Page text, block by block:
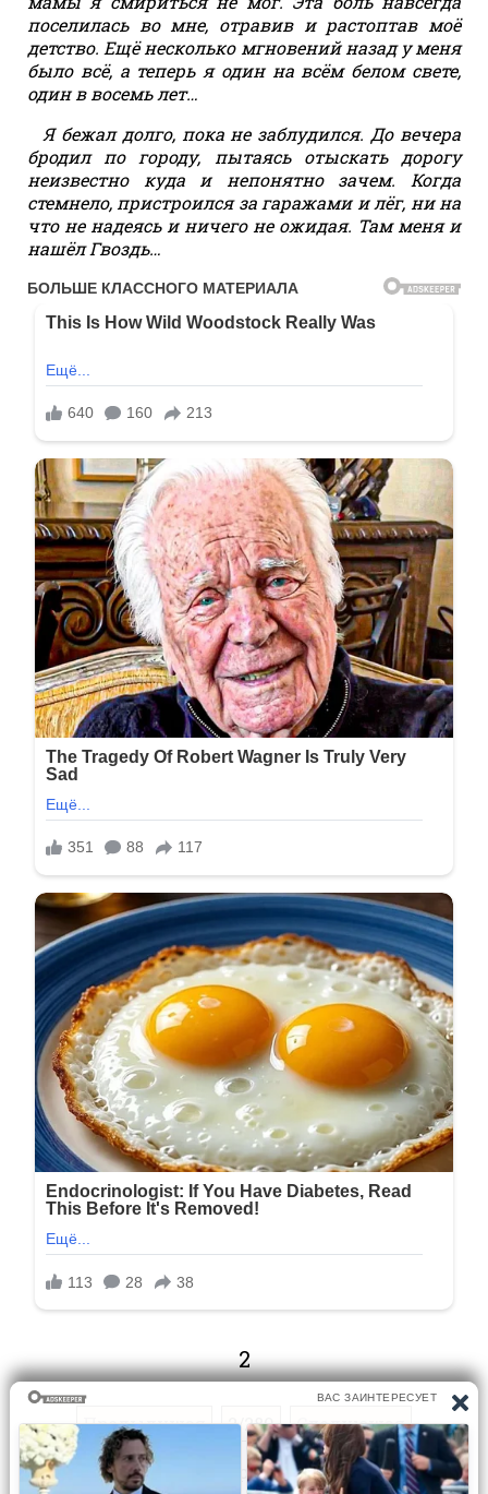
поселилась во мне, отравив и растоптав моё
детство. Ещё несколько мгновений назад у меня
было всё, а теперь я один на всём белом свете,
один в восемь лет…
Я бежал долго, пока не заблудился. До вечера
бродил по городу, пытаясь отыскать дорогу
неизвестно куда и непонятно зачем. Когда
стемнело, пристроился за гаражами и лёг, ни на
что не надеясь и ничего не ожидая. Там меня и
нашёл Гвоздь…
2
Предыдущая 2/289 Следующая
Перейти на страницу: